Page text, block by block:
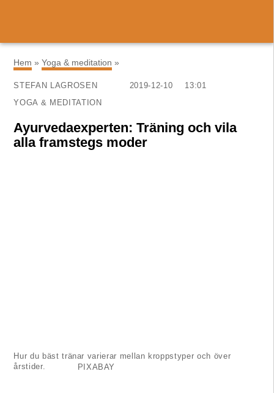
Hem »Yoga & meditation »
STEFAN LAGROSEN 2019-12-10
13:01
YOGA & MEDITATION
Ayurvedaexperten: Träning och vila
alla framstegs moder
Hur du bäst tränar varierar mellan kroppstyper och över
årstider.
PIXABAY